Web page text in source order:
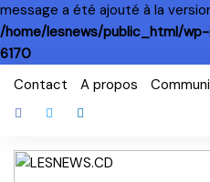
message a été ajouté à la
/home/lesnews/public_html/
6170
Skip
content
Contact A propos